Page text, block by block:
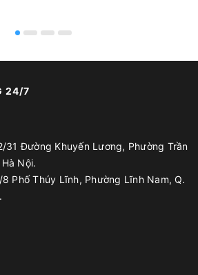
24/7
31 Đường Khuyến Lương, Phường Trần
Nội.
Phố Thúy Lĩnh, Phường Lĩnh Nam, Q.